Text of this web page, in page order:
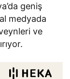
geniş
medyada
ve